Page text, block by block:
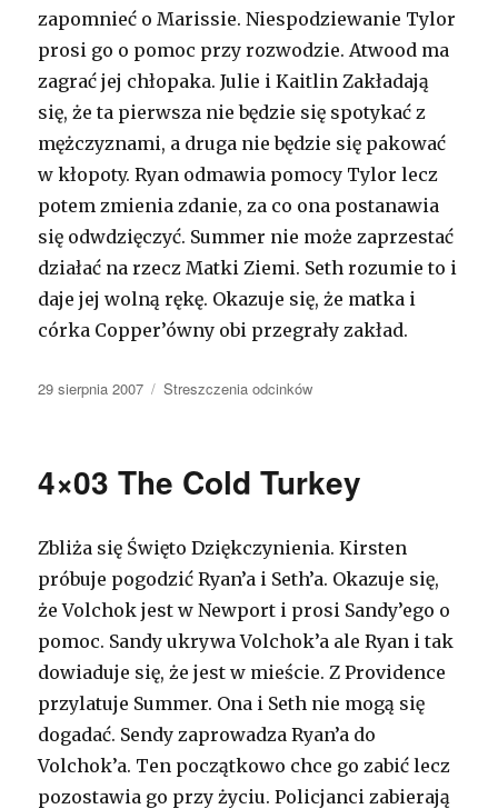
zapomnieć o Marissie. Niespodziewanie Tylor
prosi go o pomoc przy rozwodzie. Atwood ma
zagrać jej chłopaka. Julie i Kaitlin Zakładają
się, że ta pierwsza nie będzie się spotykać z
mężczyznami, a druga nie będzie się pakować
w kłopoty. Ryan odmawia pomocy Tylor lecz
potem zmienia zdanie, za co ona postanawia
się odwdzięczyć. Summer nie może zaprzestać
działać na rzecz Matki Ziemi. Seth rozumie to i
daje jej wolną rękę. Okazuje się, że matka i
córka Copper’ówny obi przegrały zakład.
Opublikowano
29 sierpnia 2007 Kategorie
Streszczenia odcinków
4×03 The Cold Turkey
Zbliża się Święto Dziękczynienia. Kirsten
próbuje pogodzić Ryan’a i Seth’a. Okazuje się,
że Volchok jest w Newport i prosi Sandy’ego o
pomoc. Sandy ukrywa Volchok’a ale Ryan i tak
dowiaduje się, że jest w mieście. Z Providence
przylatuje Summer. Ona i Seth nie mogą się
dogadać. Sendy zaprowadza Ryan’a do
Volchok’a. Ten początkowo chce go zabić lecz
pozostawia go przy życiu. Policjanci zabierają